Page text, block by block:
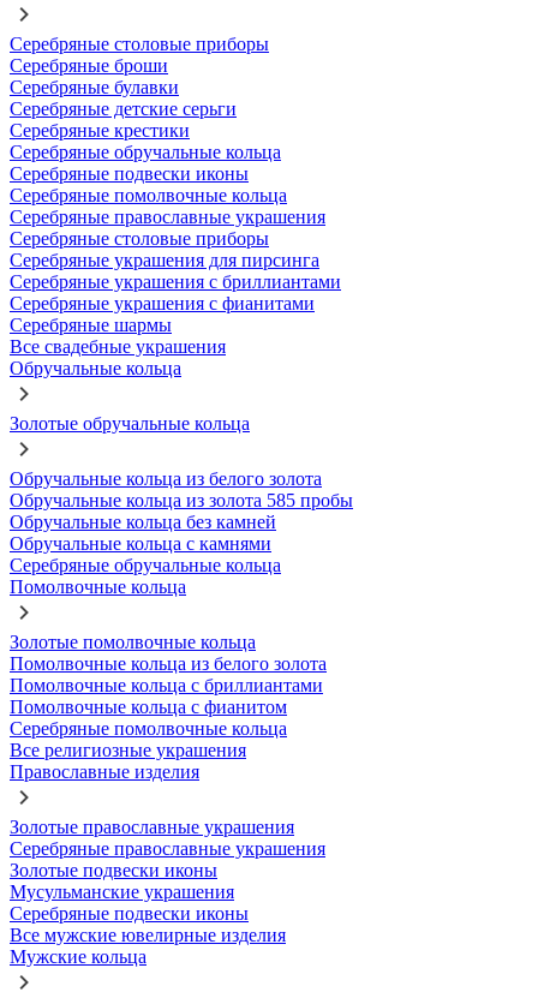
Серебряные столовые приборы
Серебряные броши
Серебряные булавки
Серебряные детские серьги
Серебряные крестики
Серебряные обручальные кольца
Серебряные подвески иконы
Серебряные помолвочные кольца
Серебряные православные украшения
Серебряные столовые приборы
Серебряные украшения для пирсинга
Серебряные украшения с бриллиантами
Серебряные украшения с фианитами
Серебряные шармы
Все свадебные украшения
Обручальные кольца
Золотые обручальные кольца
Обручальные кольца из белого золота
Обручальные кольца из золота 585 пробы
Обручальные кольца без камней
Обручальные кольца с камнями
Серебряные обручальные кольца
Помолвочные кольца
Золотые помолвочные кольца
Помолвочные кольца из белого золота
Помолвочные кольца с бриллиантами
Помолвочные кольца с фианитом
Серебряные помолвочные кольца
Все религиозные украшения
Православные изделия
Золотые православные украшения
Серебряные православные украшения
Золотые подвески иконы
Мусульманские украшения
Серебряные подвески иконы
Все мужские ювелирные изделия
Мужские кольца